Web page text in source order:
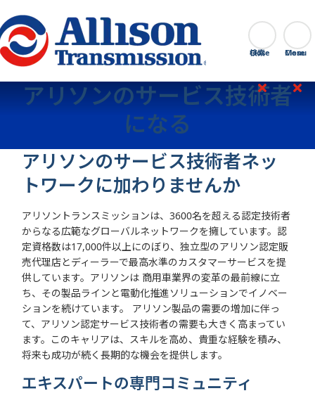
Go Home 検索
Close
アリソンのサービス技術者
になる
アリソンのサービス技術者ネッ
トワークに加わりませんか
アリソントランスミッションは、3600名を超える認定技術者
からなる広範なグローバルネットワークを擁しています。認
定資格数は17,000件以上にのぼり、独立型のアリソン認定販
売代理店とディーラーで最高水準のカスタマーサービスを提
供しています。アリソンは 商用車業界の変革の最前線に立
ち、その製品ラインと電動化推進ソリューションでイノベー
ションを続けています。 アリソン製品の需要の増加に伴っ
て、アリソン認定サービス技術者の需要も大きく高まってい
ます。このキャリアは、スキルを高め、貴重な経験を積み、
将来も成功が続く長期的な機会を提供します。
エキスパートの専門コミュニティ